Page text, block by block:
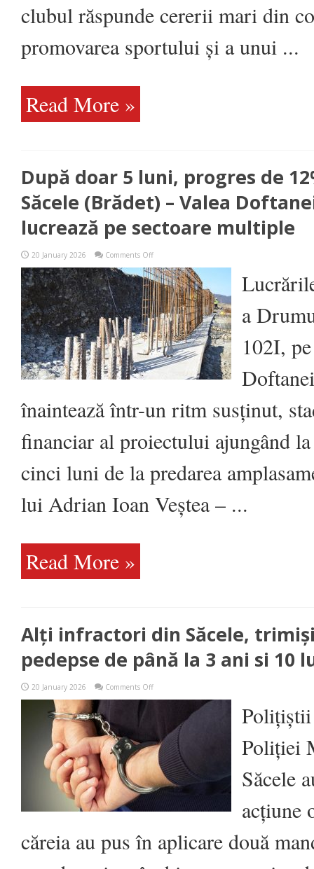
pentru
cei
clubul răspunde cererii mari din
promovarea sportului și a unui ...
Read More »
După doar 5 luni, progres de
Săcele (Brădet) – Valea
lucrează pe sectoare multiple
20 January 2026 Comments Offon
doar
5
luni,
progres
de
12%
pe
drumul
Săcele
(Brădet)
–
Valea
lucrează
multiple
a
102I,
înaintează într-un ritm susținut,
financiar al proiectului ajungând
cinci luni de la predarea
lui Adrian Ioan Veștea – ...
Read More »
Alți infractori din Săcele,
pedepse de până la 3 ani si 10
20 January 2026 Comments Offon
trimiși
după
gratii
cu
pedepse
de
până
3
10
Poliției
Săcele
acțiune
căreia au pus în aplicare două